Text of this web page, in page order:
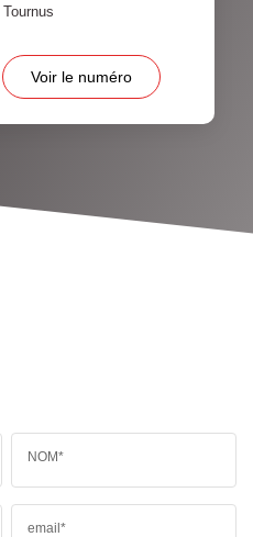
Tournus
Voir le numéro
NOM*
email*